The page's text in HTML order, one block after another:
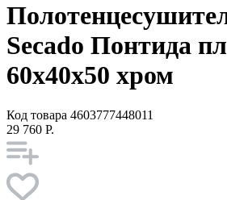
Secado Понтида
60x40x50 хром
Код товара 4603777448011
29 760 Р.